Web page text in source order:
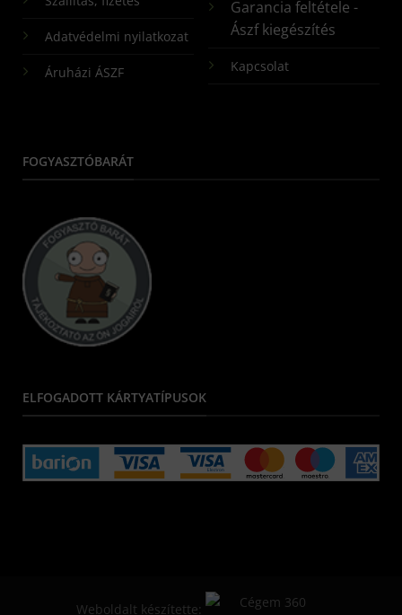
Adatvédelmi nyilatkozat
Áruházi ÁSZF
Garancia feltétele -
Ászf kiegészítés
Kapcsolat
FOGYASZTÓBARÁT
ELFOGADOTT KÁRTYATÍPUSOK
Weboldalt készítette: